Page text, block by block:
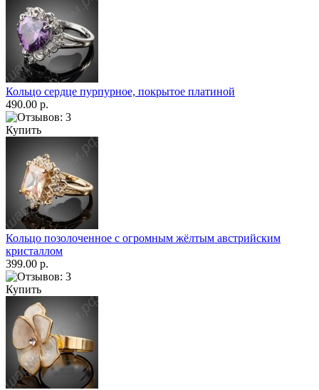
Кольцо сердце пурпурное, покрытое платиной
490.00 р.
Купить
Кольцо позолоченное с огромным жёлтым австрийским
кристаллом
399.00 р.
Купить